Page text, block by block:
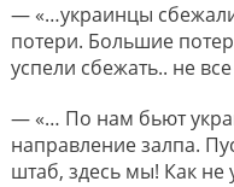
— «…украинцы
потери. Большие
успели сбежать.. не
— «… По нам бьют
направление залпа.
штаб, здесь мы! Как не